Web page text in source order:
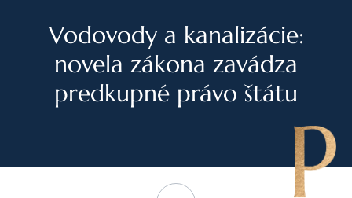
Vodovody a kanalizácie:
novela zákona zavádza
predkupné právo štátu